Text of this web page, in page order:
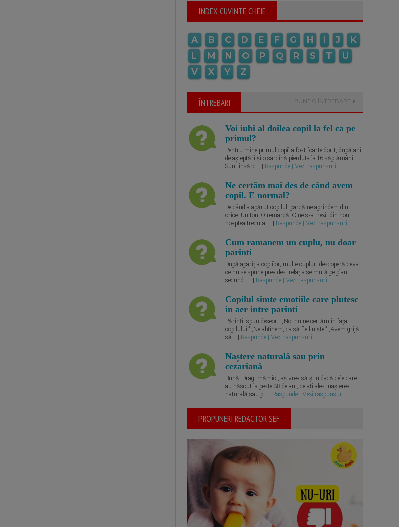
INDEX CUVINTE CHEIE
A B C D E F G H I J
K
L
M N O P Q R S T
U
V
X Y Z
ÎNTREBARI PUNE O ÎNTREBARE
Voi iubi al doilea copil la fel ca pe
primul?
Pentru mine primul copil a fost foarte dorit, după ani
de așteptări și o sarcină pierduta la 16 săptămâni.
Sunt însărc... | Raspunde | Vezi raspunsuri
Ne certăm mai des de când avem
copil. E normal?
De când a apărut copilul, parcă ne aprindem din
orice. Un ton. O remarcă. Cine s-a trezit din nou
noaptea trecuta.... | Raspunde | Vezi raspunsuri
Cum ramanem un cuplu, nu doar
parinti
După apariția copiilor, multe cupluri descoperă ceva
ce nu se spune prea des: relația se mută pe plan
secund. ... | Raspunde | Vezi raspunsuri
Copilul simte emotiile care plutesc
in aer intre parinti
Părinții spun deseori: „Noi nu ne certăm în fața
copilului.” „Ne abținem, ca să fie liniște.” „Avem grijă
să... | Raspunde | Vezi raspunsuri
Naștere naturală sau prin
cezariană
Bună, Dragi mămici, aș vrea să știu dacă cele care
au născut la peste 38 de ani, ce ați ales: nașterea
naturală sau p... | Raspunde | Vezi raspunsuri
PROPUNERI REDACTOR SEF